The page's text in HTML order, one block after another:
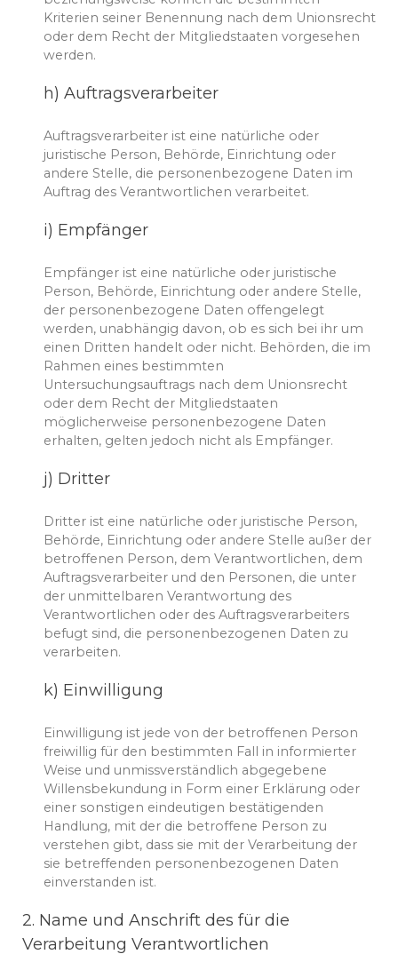
Kriterien seiner Benennung nach dem Unionsrecht
oder dem Recht der Mitgliedstaaten vorgesehen
werden.
h) Auftragsverarbeiter
Auftragsverarbeiter ist eine natürliche oder
juristische Person, Behörde, Einrichtung oder
andere Stelle, die personenbezogene Daten im
Auftrag des Verantwortlichen verarbeitet.
i) Empfänger
Empfänger ist eine natürliche oder juristische
Person, Behörde, Einrichtung oder andere Stelle,
der personenbezogene Daten offengelegt
werden, unabhängig davon, ob es sich bei ihr um
einen Dritten handelt oder nicht. Behörden, die im
Rahmen eines bestimmten
Untersuchungsauftrags nach dem Unionsrecht
oder dem Recht der Mitgliedstaaten
möglicherweise personenbezogene Daten
erhalten, gelten jedoch nicht als Empfänger.
j) Dritter
Dritter ist eine natürliche oder juristische Person,
Behörde, Einrichtung oder andere Stelle außer der
betroffenen Person, dem Verantwortlichen, dem
Auftragsverarbeiter und den Personen, die unter
der unmittelbaren Verantwortung des
Verantwortlichen oder des Auftragsverarbeiters
befugt sind, die personenbezogenen Daten zu
verarbeiten.
k) Einwilligung
Einwilligung ist jede von der betroffenen Person
freiwillig für den bestimmten Fall in informierter
Weise und unmissverständlich abgegebene
Willensbekundung in Form einer Erklärung oder
einer sonstigen eindeutigen bestätigenden
Handlung, mit der die betroffene Person zu
verstehen gibt, dass sie mit der Verarbeitung der
sie betreffenden personenbezogenen Daten
einverstanden ist.
2. Name und Anschrift des für die
Verarbeitung Verantwortlichen